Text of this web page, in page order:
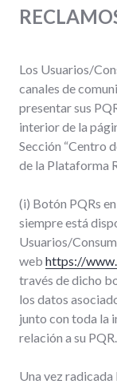
Los Usuarios/
canales de
presentar sus
interior de la
Sección “Centro
de la Plataforma
(i) Botón PQRs
siempre está
Usuarios/
web https://
través de dicho
los datos
junto con toda la
relación a su PQR.
Una vez